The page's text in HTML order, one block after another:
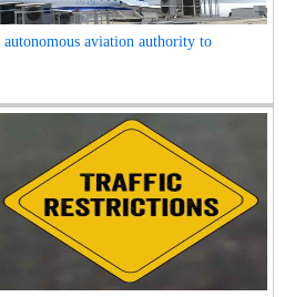
aviation authority to